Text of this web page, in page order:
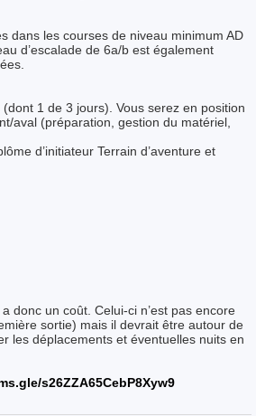
dans les courses de niveau minimum AD
d’escalade de 6a/b est également
1 de 3 jours). Vous serez en position
aval (préparation, gestion du matériel,
d’initiateur Terrain d’aventure et
donc un coût. Celui-ci n’est pas encore
sortie) mais il devrait être autour de
les déplacements et éventuelles nuits en
s26ZZA65CebP8Xyw9